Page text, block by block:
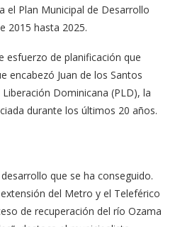
el Plan Municipal de Desarrollo
2015 hasta 2025.
esfuerzo de planificación que
encabezó Juan de los Santos
Dominicana (PLD), la
durante los últimos 20 años.
que se ha conseguido.
del Metro y el Teleférico
de recuperación del río Ozama